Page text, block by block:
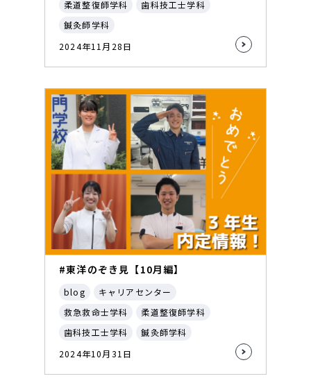
柔道整復師学科
歯科技工士学科
鍼灸師学科
2024年11月28日
#東洋のぞき見【10月編】
blog
キャリアセンター
救急救命士学科
柔道整復師学科
歯科技工士学科
鍼灸師学科
2024年10月31日